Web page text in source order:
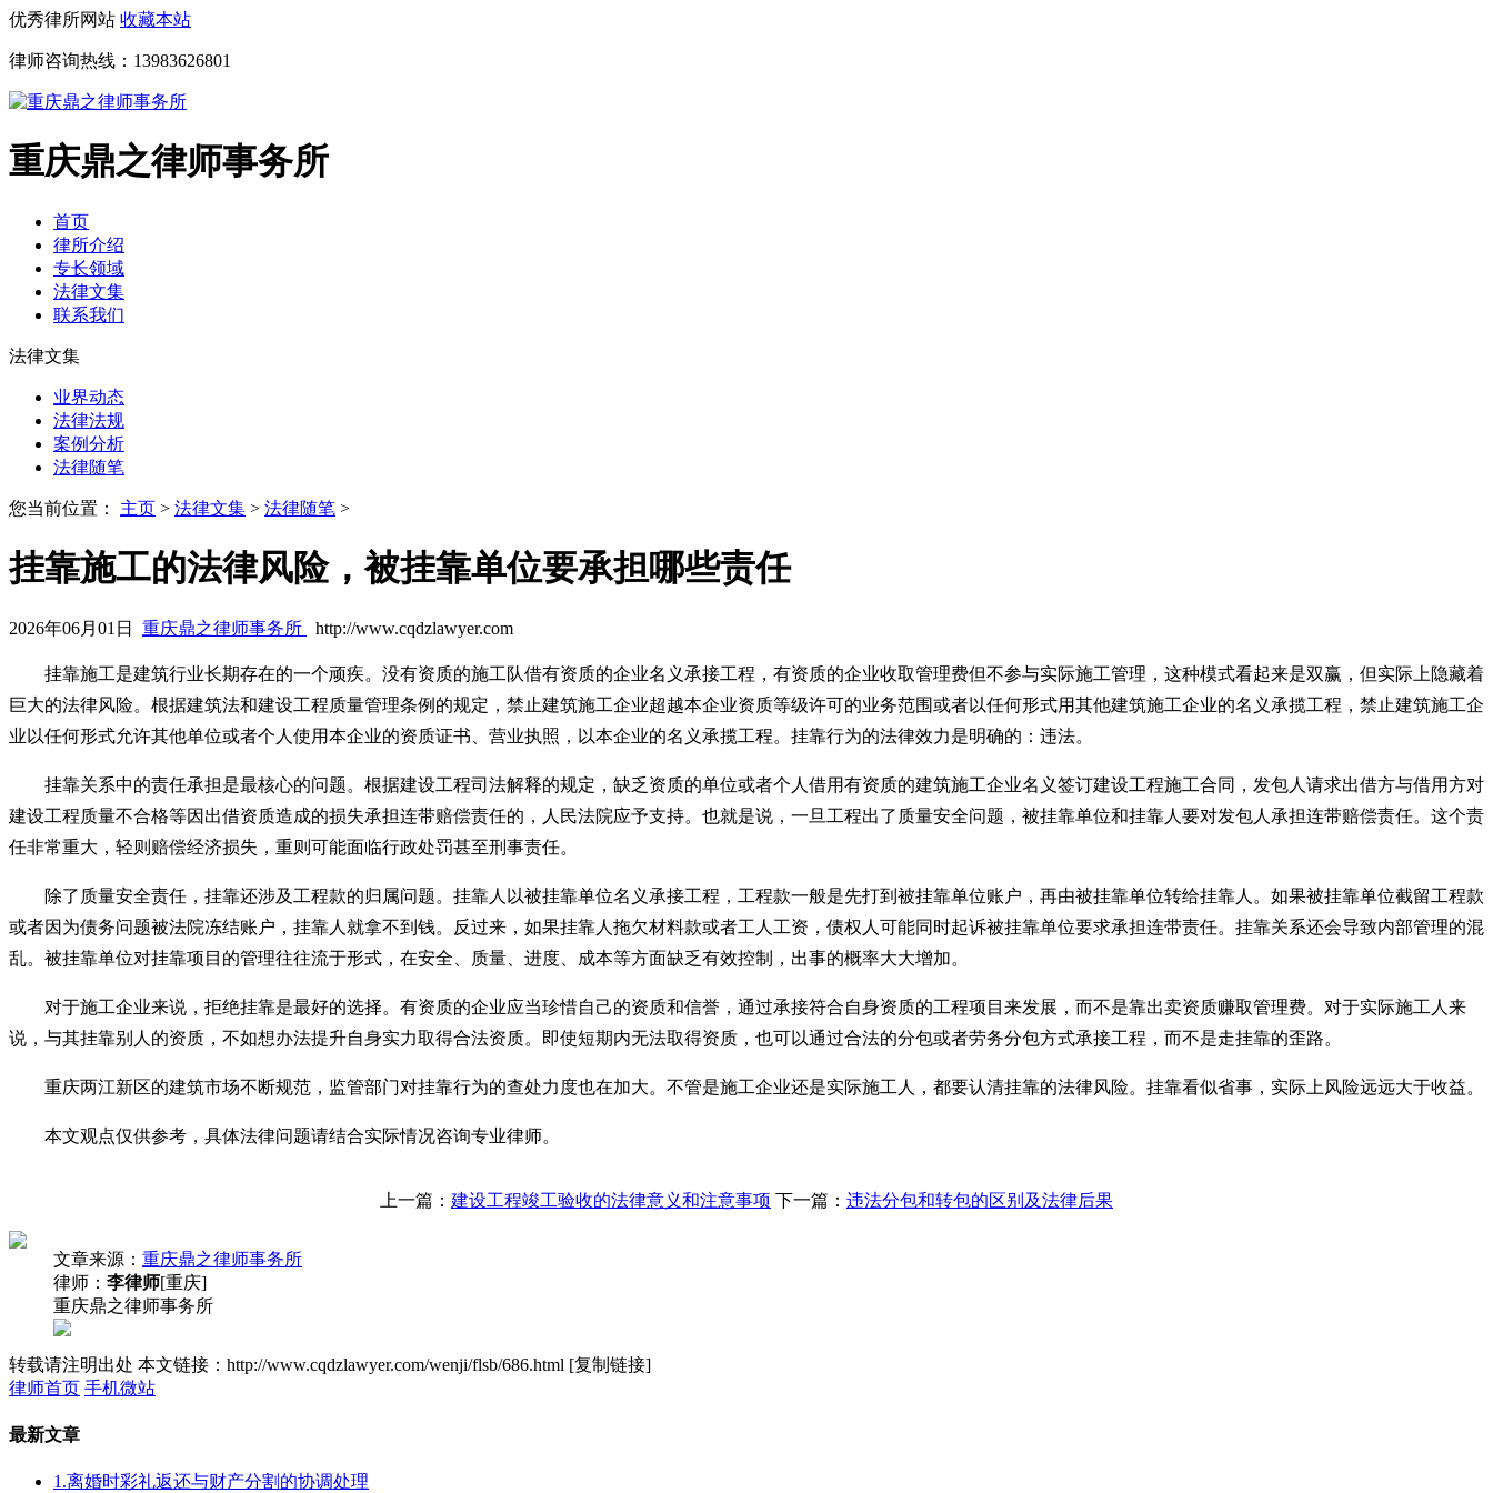
优秀律所网站 收藏本站
律师咨询热线： 13983626801
重庆鼎之律师事务所
首页
律所介绍
专长领域
法律文集
联系我们
法律文集
业界动态
法律法规
案例分析
法律随笔
您当前位置： 主页 > 法律文集 > 法律随笔 >
挂靠施工的法律风险，被挂靠单位要承担哪些责任
2026年06月01日 重庆鼎之律师事务所 http://www.cqdzlawyer.com
挂靠施工是建筑行业长期存在的一个顽疾。没有资质的施工队借有资质的企业名义承接工程，有资质的企业收取管理费但不参与实际施工管理，这种模式看起来是双赢，但实际上隐藏着
巨大的法律风险。根据建筑法和建设工程质量管理条例的规定，禁止建筑施工企业超越本企业资质等级许可的业务范围或者以任何形式用其他建筑施工企业的名义承揽工程，禁止建筑施工企
业以任何形式允许其他单位或者个人使用本企业的资质证书、营业执照，以本企业的名义承揽工程。挂靠行为的法律效力是明确的：违法。
挂靠关系中的责任承担是最核心的问题。根据建设工程司法解释的规定，缺乏资质的单位或者个人借用有资质的建筑施工企业名义签订建设工程施工合同，发包人请求出借方与借用方对
建设工程质量不合格等因出借资质造成的损失承担连带赔偿责任的，人民法院应予支持。也就是说，一旦工程出了质量安全问题，被挂靠单位和挂靠人要对发包人承担连带赔偿责任。这个责
任非常重大，轻则赔偿经济损失，重则可能面临行政处罚甚至刑事责任。
除了质量安全责任，挂靠还涉及工程款的归属问题。挂靠人以被挂靠单位名义承接工程，工程款一般是先打到被挂靠单位账户，再由被挂靠单位转给挂靠人。如果被挂靠单位截留工程款
或者因为债务问题被法院冻结账户，挂靠人就拿不到钱。反过来，如果挂靠人拖欠材料款或者工人工资，债权人可能同时起诉被挂靠单位要求承担连带责任。挂靠关系还会导致内部管理的混
乱。被挂靠单位对挂靠项目的管理往往流于形式，在安全、质量、进度、成本等方面缺乏有效控制，出事的概率大大增加。
对于施工企业来说，拒绝挂靠是最好的选择。有资质的企业应当珍惜自己的资质和信誉，通过承接符合自身资质的工程项目来发展，而不是靠出卖资质赚取管理费。对于实际施工人来
说，与其挂靠别人的资质，不如想办法提升自身实力取得合法资质。即使短期内无法取得资质，也可以通过合法的分包或者劳务分包方式承接工程，而不是走挂靠的歪路。
重庆两江新区的建筑市场不断规范，监管部门对挂靠行为的查处力度也在加大。不管是施工企业还是实际施工人，都要认清挂靠的法律风险。挂靠看似省事，实际上风险远远大于收益。
本文观点仅供参考，具体法律问题请结合实际情况咨询专业律师。
上一篇： 建设工程竣工验收的法律意义和注意事项 下一篇： 违法分包和转包的区别及法律后果
文章来源： 重庆鼎之律师事务所
律师： 李律师[重庆]
重庆鼎之律师事务所
转载请注明出处 本文链接：http://www.cqdzlawyer.com/wenji/flsb/686.html [复制链接]
律师首页 手机微站
最新文章
1.离婚时彩礼返还与财产分割的协调处理